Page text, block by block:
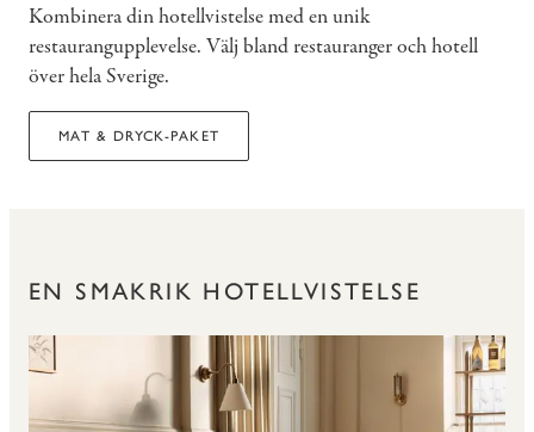
Kombinera din hotellvistelse med en unik
restaurangupplevelse. Välj bland restauranger och hotell
över hela Sverige.
MAT & DRYCK-PAKET
EN SMAKRIK HOTELLVISTELSE